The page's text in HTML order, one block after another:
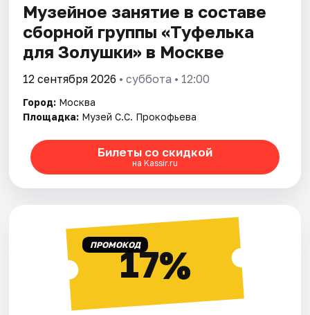
Музейное занятие в составе
сборной группы «Туфелька
для Золушки» в Москве
12 сентября 2026 • суббота • 12:00
Город: Москва
Площадка: Музей С.С. Прокофьева
Билеты со скидкой
на Kassir.ru
ПРОМОКОД17%